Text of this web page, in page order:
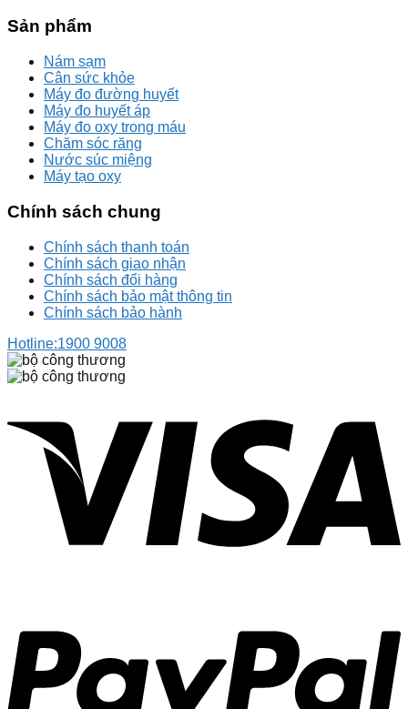
Sản phẩm
Nám sạm
Cân sức khỏe
Máy đo đường huyết
Máy đo huyết áp
Máy đo oxy trong máu
Chăm sóc răng
Nước súc miệng
Máy tạo oxy
Chính sách chung
Chính sách thanh toán
Chính sách giao nhận
Chính sách đổi hàng
Chính sách bảo mật thông tin
Chính sách bảo hành
Hotline:1900 9008